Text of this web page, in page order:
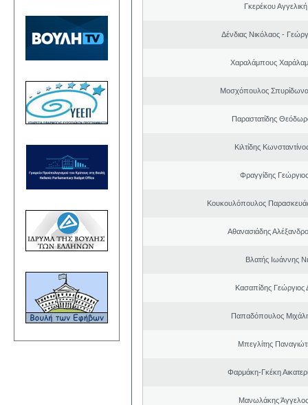
Γκερέκου
Δένδιας Νικόλαος -
Χαραλάμπους
Μοσχόπουλος
Παραστατίδης
Κιλτίδης
Φραγγίδης
Κουκουλόπουλος
Αθανασιάδης
Βλατής Ιωάννης
Κασαπίδης Γεώργιος
Παπαδόπουλος
Μπεγλίτης
Φαρμάκη-Γκέκη
Μανωλάκης